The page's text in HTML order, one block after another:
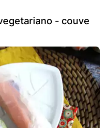
- couve